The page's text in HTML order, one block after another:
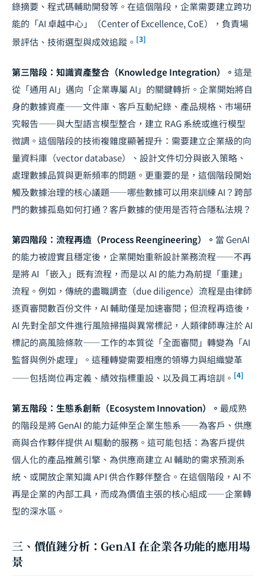
錄摘要、程式碼輔助開發等。在這個階段，企業需要建立跨功
能的「AI 卓越中心」（Center of Excellence, CoE），負責場
景評估、技術選型與成效追蹤。 [3]
第三階段：知識資產整合（Knowledge Integration）。 這是
從「通用 AI」邁向「企業專屬 AI」的關鍵轉折。企業開始將自
身的數據資產——文件庫、客戶互動紀錄、產品規格、市場研
究報告——與大型語言模型整合，建立 RAG 系統或進行模型
微調。這個階段的技術複雜度顯著提升：需要建立企業級的向
量資料庫（vector database）、設計文件切分與嵌入策略、
處理數據品質與更新頻率的問題。更重要的是，這個階段開始
觸及數據治理的核心議題——哪些數據可以用來訓練 AI？跨部
門的數據孤島如何打通？客戶數據的使用是否符合隱私法規？
第四階段：流程再造（Process Reengineering）。 當 GenAI
的能力被證實且穩定後，企業開始重新設計業務流程——不再
是將 AI 「嵌入」既有流程，而是以 AI 的能力為前提「重建」
流程。例如，傳統的盡職調查（due diligence）流程是由律師
逐頁審閱數百份文件，AI 輔助僅是加速審閱；但流程再造後，
AI 先對全部文件進行風險掃描與異常標記，人類律師專注於 AI
標記的高風險條款——工作的本質從「全面審閱」轉變為「AI
監督與例外處理」。這種轉變需要相應的領導力與組織變革
——包括崗位再定義、績效指標重設、以及員工再培訓。 [4]
第五階段：生態系創新（Ecosystem Innovation）。 最成熟
的階段是將 GenAI 的能力延伸至企業生態系——為客戶、供應
商與合作夥伴提供 AI 驅動的服務。這可能包括：為客戶提供
個人化的產品推薦引擎、為供應商建立 AI 輔助的需求預測系
統、或開放企業知識 API 供合作夥伴整合。在這個階段，AI 不
再是企業的內部工具，而成為價值主張的核心組成——企業轉
型的深水區。
三、價值鏈分析：GenAI 在企業各功能的應用場
景